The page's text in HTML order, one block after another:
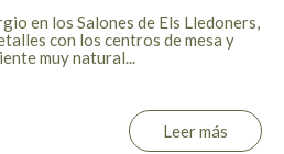
en los Salones de Els Lledoners,
con los centros de mesa y
muy natural...
Leer más